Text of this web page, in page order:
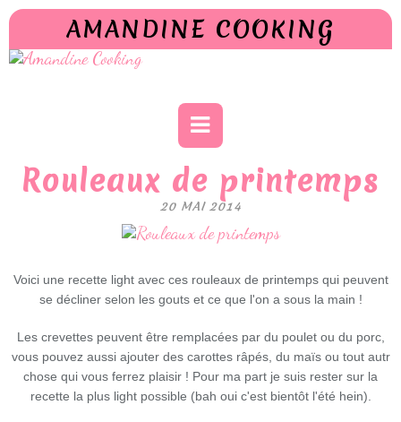
AMANDINE COOKING
Rouleaux de printemps
20 MAI 2014
Voici une recette light avec ces rouleaux de printemps qui peuvent
se décliner selon les gouts et ce que l'on a sous la main !
Les crevettes peuvent être remplacées par du poulet ou du porc,
vous pouvez aussi ajouter des carottes râpés, du maïs ou tout autr
chose qui vous ferrez plaisir ! Pour ma part je suis rester sur la
recette la plus light possible (bah oui c'est bientôt l'été hein).